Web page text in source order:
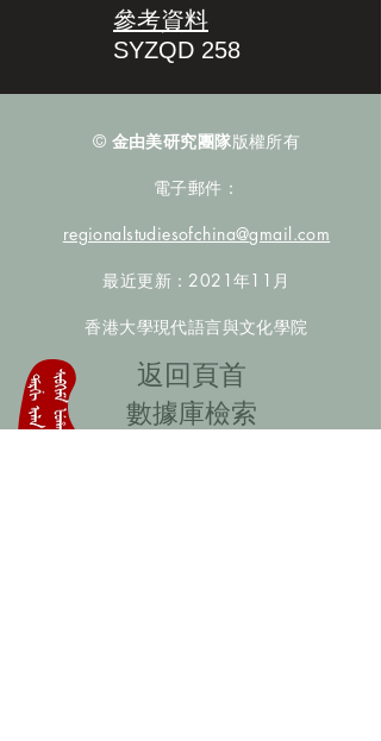
參考資料
SYZQD 258
© 金由美研究團隊版權所有
電子郵件：
regionalstudiesofchina@gmail.com
最近更新：2021年11月
香港大學現代語言與文化學院
​返回頁首
數據庫檢索